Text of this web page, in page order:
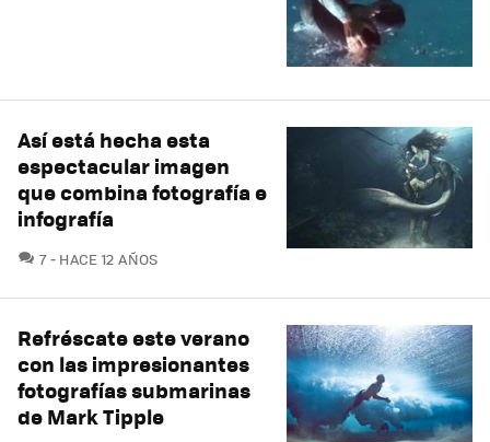
Así está hecha esta
espectacular imagen
que combina fotografía e
infografía
7COMENTARIOS
HACE 12 AÑOS
Refréscate este verano
con las impresionantes
fotografías submarinas
de Mark Tipple